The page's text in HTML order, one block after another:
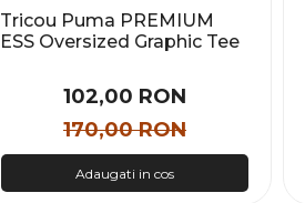
Tricou Puma PREMIUM
ESS Oversized Graphic Tee
102,00 RON
170,00 RON
Adaugati in cos